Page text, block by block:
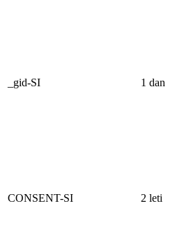
_gid-SI 1 dan
CONSENT-SI 2 leti